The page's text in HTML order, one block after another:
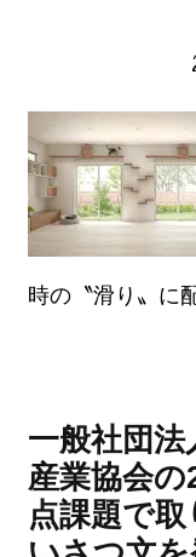
時の〝滑り〟に
一般社団法
産業協会
点課題で